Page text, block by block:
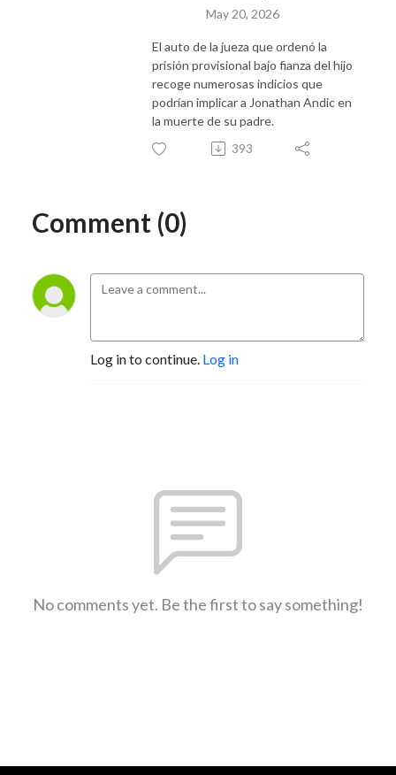
May 20, 2026
El auto de la jueza que ordenó la
prisión provisional bajo fianza del hijo
recoge numerosas indicios que
podrían implicar a Jonathan Andic en
la muerte de su padre.
393
Comment (0)
Log in to continue. Log in
No comments yet. Be the first to say something!